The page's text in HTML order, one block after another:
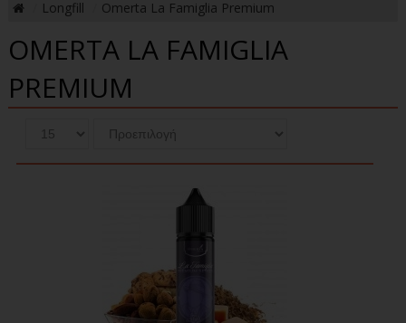
Longfill Omerta La Famiglia Premium
OMERTA LA FAMIGLIA
PREMIUM